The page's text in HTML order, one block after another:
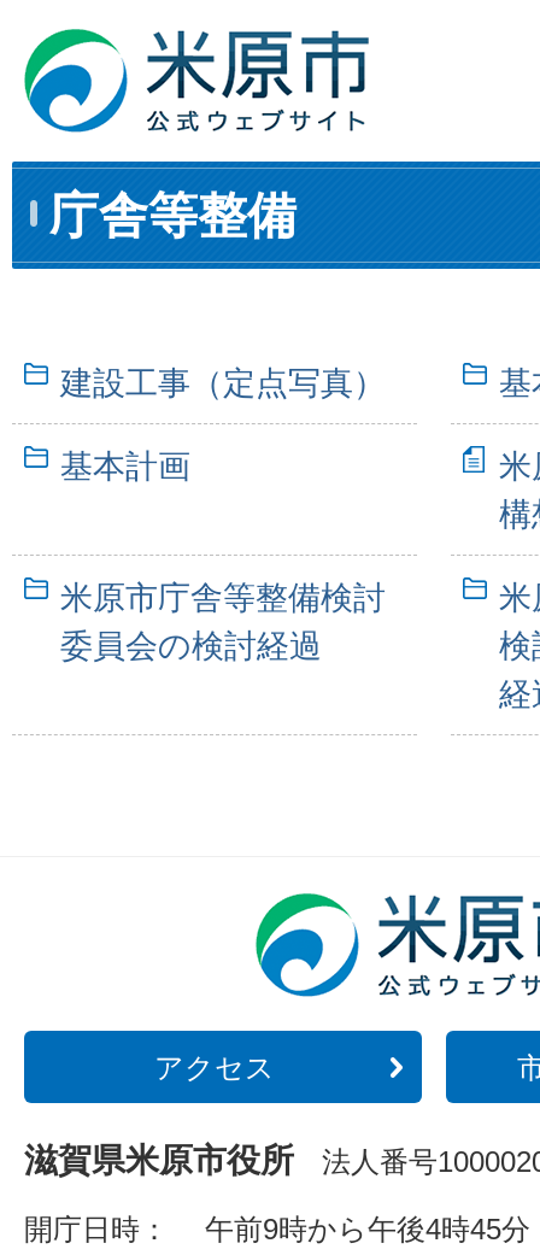
庁舎等整備
建設工事（定点写真） 基
基本計画
米
構
米原市庁舎等整備検討
委員会の検討経過
米
検
経
アクセス
滋賀県米原市役所 法人番号
開庁日時：
午前9時から午後4時45分